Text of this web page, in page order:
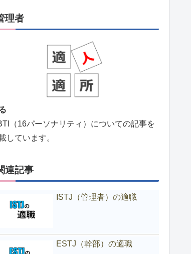
理者
（16パーソナリティ）についての記事を
しています。
連記事
ISTJ（管理者）の適職
ESTJ（幹部）の適職